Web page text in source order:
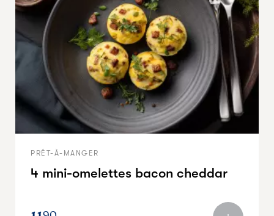
PRÊT-À-MANGER
4 mini-omelettes bacon cheddar